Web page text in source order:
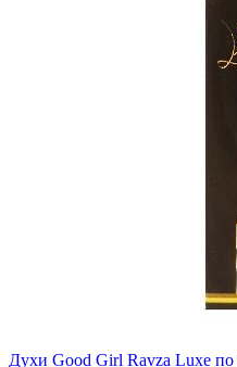
Духи Good Girl Ravza Luxe